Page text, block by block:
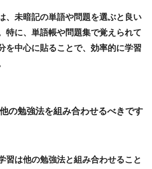
、未暗記の単語や問題を選ぶと良い
特に、単語帳や問題集で覚えられて
を中心に貼ることで、効率的に学習
の勉強法を組み合わせるべきです
習は他の勉強法と組み合わせること